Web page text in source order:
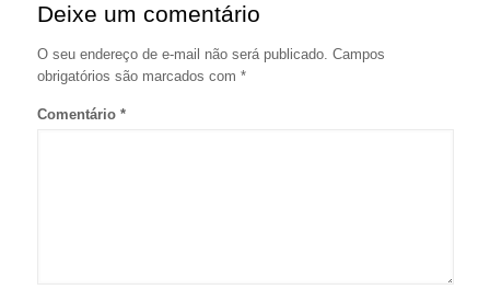
Deixe um comentário
O seu endereço de e-mail não será publicado. Campos
obrigatórios são marcados com *
Comentário *